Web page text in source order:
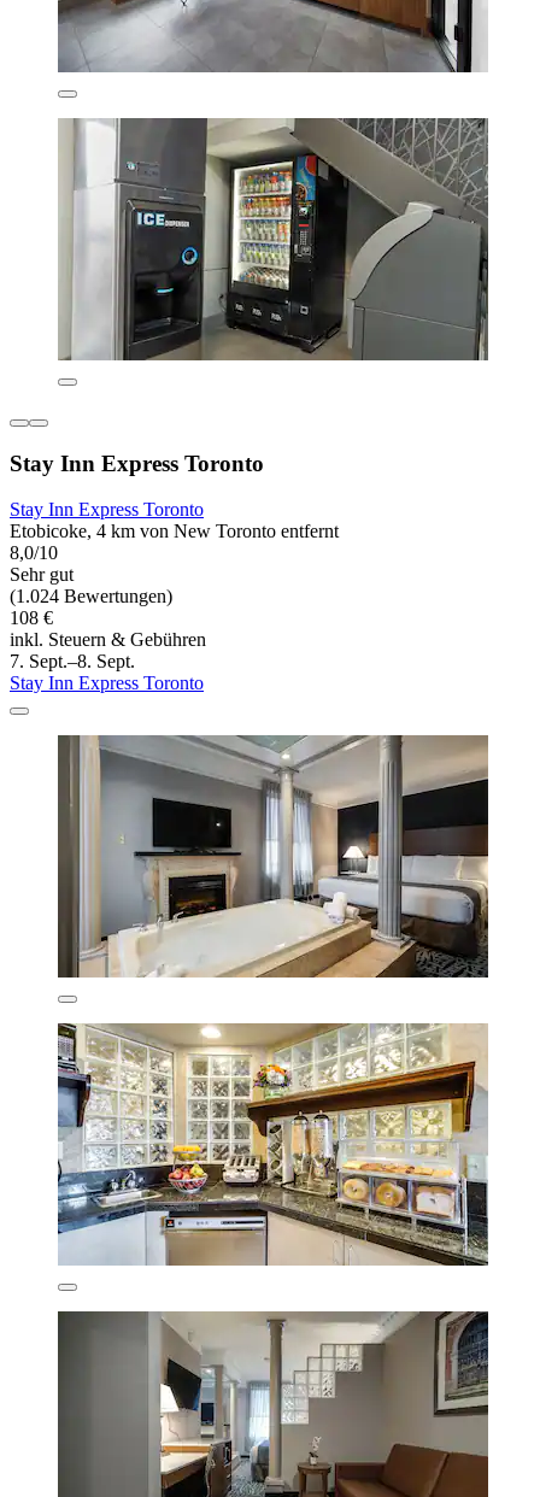
Stay Inn Express Toronto
Stay Inn Express Toronto
Etobicoke, 4 km von New Toronto entfernt
8,0/10
Sehr gut
(1.024 Bewertungen)
108 €
inkl. Steuern & Gebühren
7. Sept.–8. Sept.
Stay Inn Express Toronto